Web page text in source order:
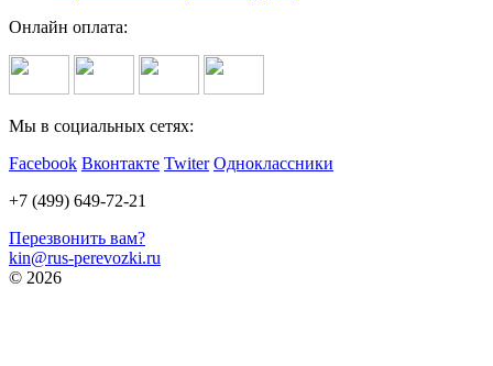
Онлайн оплата:
Мы в социальных сетях:
Facebook Вконтакте Twiter Одноклассники
+7 (499) 649-72-21
Перезвонить вам?
kin@rus-perevozki.ru
© 2026